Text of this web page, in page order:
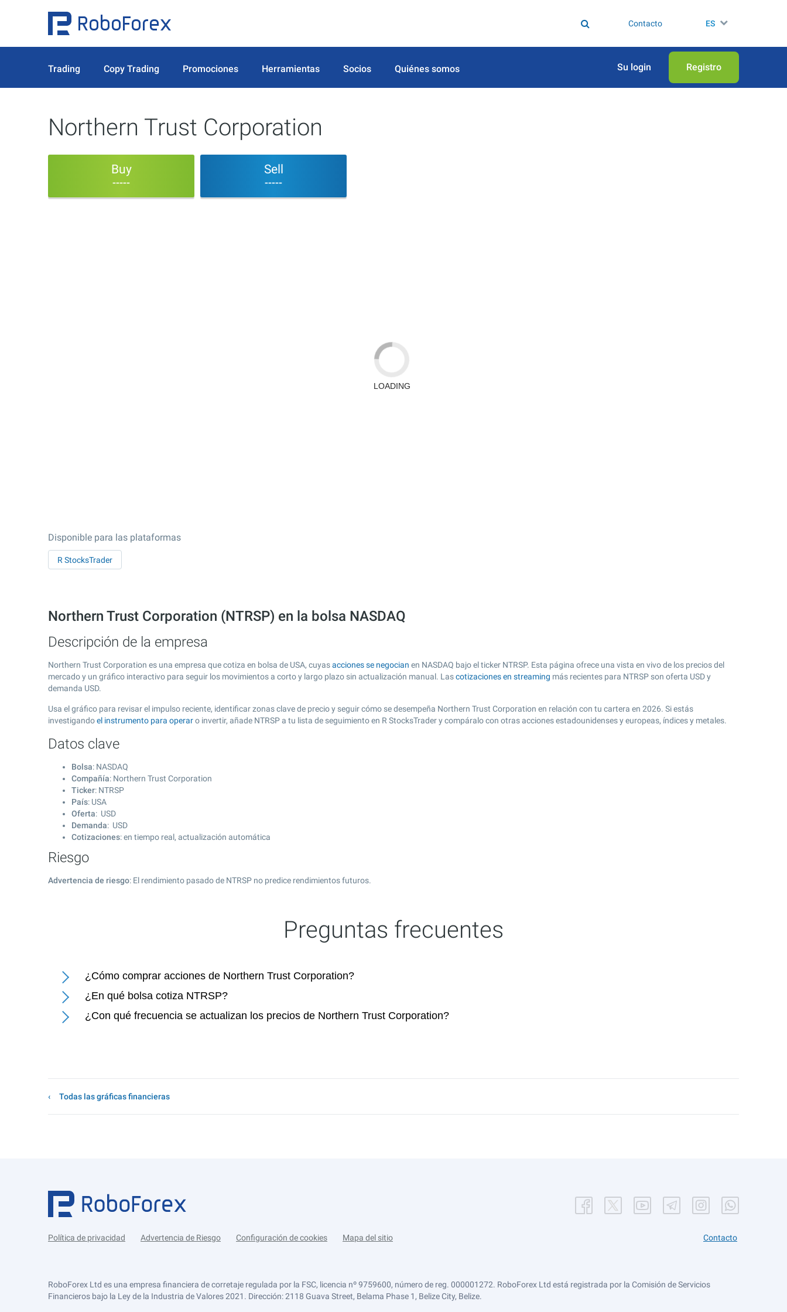
Contacto ES
Trading Copy Trading Promociones Herramientas Socios Quiénes somos Su login Registro
Northern Trust Corporation
Buy
-----
Sell
-----
Disponible para las plataformas
R StocksTrader
Northern Trust Corporation (NTRSP) en la bolsa NASDAQ
Descripción de la empresa
Northern Trust Corporation es una empresa que cotiza en bolsa de USA, cuyasacciones se negocian en NASDAQ bajo el ticker NTRSP. Esta página ofrece una vista en vivo de los precios del
mercado y un gráfico interactivo para seguir los movimientos a corto y largo plazo sin actualización manual. Lascotizaciones en streaming más recientes para NTRSP son oferta USD y
demanda USD.
Usa el gráfico para revisar el impulso reciente, identificar zonas clave de precio y seguir cómo se desempeña Northern Trust Corporation en relación con tu cartera en 2026. Si estás
investigandoel instrumento para operaro invertir, añade NTRSP a tu lista de seguimiento en R StocksTrader y compáralo con otras acciones estadounidenses y europeas, índices y metales.
Datos clave
Bolsa: NASDAQ
Compañía: Northern Trust Corporation
Ticker: NTRSP
País: USA
Oferta: USD
Demanda: USD
Cotizaciones: en tiempo real, actualización automática
Riesgo
Advertencia de riesgo: El rendimiento pasado de NTRSP no predice rendimientos futuros.
Preguntas frecuentes
¿Cómo comprar acciones de Northern Trust Corporation?
¿En qué bolsa cotiza NTRSP?
¿Con qué frecuencia se actualizan los precios de Northern Trust Corporation?
Todas las gráficas financieras
Política de privacidad Advertencia de Riesgo Configuración de cookies Mapa del sitio Contacto
RoboForex Ltd es una empresa financiera de corretaje regulada por la FSC, licencia nº 9759600, número de reg. 000001272. RoboForex Ltd está registrada por la Comisión de Servicios
Financieros bajo la Ley de la Industria de Valores 2021. Dirección: 2118 Guava Street, Belama Phase 1, Belize City, Belize.